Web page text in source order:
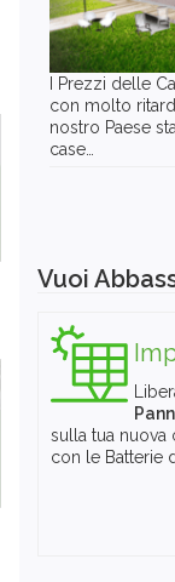
I Prezzi delle
con molto
nostro Paese
case…
Vuoi
sulla tua nuova
con le Batterie